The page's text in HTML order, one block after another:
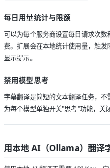
每日用量统计与限额
可以为每个服务商设置每日请求次
费。扩展会在本地统计使用量，触
显示提示。
禁用模型思考
字幕翻译是简短的文本翻译任务，
为每个模型单独开关"思考"功能，关
用本地 AI（Ollama）翻译